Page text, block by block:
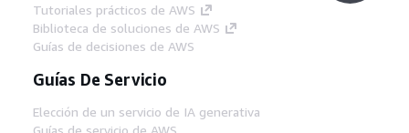
Tutoriales prácticos de AWS
Biblioteca de soluciones de AWS
Guías de decisiones de AWS
Guías De Servicio
Elección de un servicio de IA generativa
Guías de servicio de AWS